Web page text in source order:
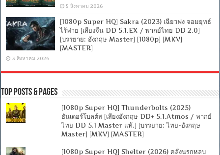
5 สิงหาคม 2026
[1080p Super HQ] Sakra (2023) เฉียวฟง จอมยุทธ์
ไร้พ่าย [เสียงจีน DD 5.1.EX / พากย์ไทย DD 2.0]
[บรรยาย: อังกฤษ Master] [1080p] [MKV]
[MASTER]
3 สิงหาคม 2026
Top Posts & Pages
[1080p Super HQ] Thunderbolts (2025)
ธันเดอร์โบลต์ส [เสียงอังกฤษ DD+ 5.1.Atmos / พากย์
ไทย DD 5.1 Master แท้.] [บรรยาย: ไทย-อังกฤษ
Master] [MKV] [MASTER]
[1080p Super HQ] Shelter (2026) คลั่งนรกหลบ